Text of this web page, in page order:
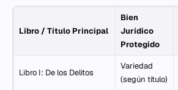
Libro / Título Principal
Bien
Jurídico
Protegido
Libro I: De los Delitos
Variedad
(según título)